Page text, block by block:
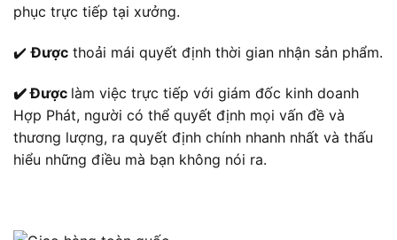
phục trực tiếp tại xưởng.
✔️Được thoải mái quyết định thời gian nhận sản phẩm.
✔️ Được làm việc trực tiếp với giám đốc kinh doanh
Hợp Phát, người có thể quyết định mọi vấn đề và
thương lượng, ra quyết định chính nhanh nhất và thấu
hiểu những điều mà bạn không nói ra.